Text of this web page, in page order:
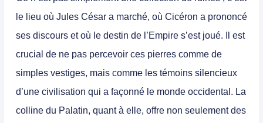
le lieu où Jules César a marché, où Cicéron a prononcé
ses discours et où le destin de l’Empire s’est joué. Il est
crucial de ne pas percevoir ces pierres comme de
simples vestiges, mais comme les témoins silencieux
d’une civilisation qui a façonné le monde occidental. La
colline du Palatin, quant à elle, offre non seulement des